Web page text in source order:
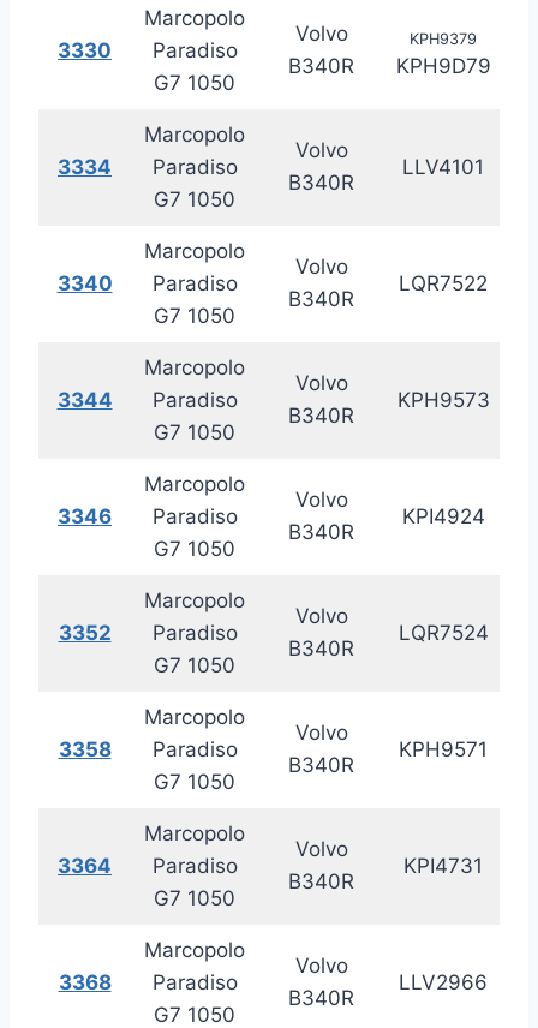
3330
Marcopolo
Paradiso
G7 1050
Volvo
B340R
KPH9379
KPH9D79
3334
Marcopolo
Paradiso
G7 1050
Volvo
B340R
LLV4101
3340
Marcopolo
Paradiso
G7 1050
Volvo
B340R
LQR7522
3344
Marcopolo
Paradiso
G7 1050
Volvo
B340R
KPH9573
3346
Marcopolo
Paradiso
G7 1050
Volvo
B340R
KPI4924
3352
Marcopolo
Paradiso
G7 1050
Volvo
B340R
LQR7524
3358
Marcopolo
Paradiso
G7 1050
Volvo
B340R
KPH9571
3364
Marcopolo
Paradiso
G7 1050
Volvo
B340R
KPI4731
3368
Marcopolo
Paradiso
G7 1050
Volvo
B340R
LLV2966